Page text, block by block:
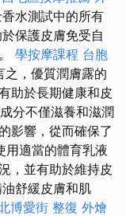
水測試中的所有
保護皮膚免受自
學按摩課程 台胞
之，優質潤膚露的
助於長期健康和皮
分不僅滋養和滋潤
影響，從而確保了
用適當的體育乳液
，並有助於維持皮
舒緩皮膚和肌
博愛街 整復 外燴